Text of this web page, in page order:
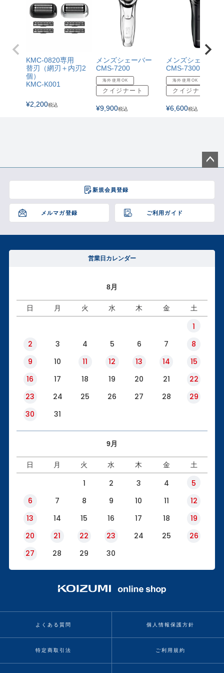
KMC-0820専用
替刃（網刃＋内刃2
個）
KMC-K001
¥2,200税込
メンズシェーバー
CMS-7200
海外使用OK
クイジナート
¥9,900税込
メンズシェーバー
CMS-7300
海外使用OK
クイジナート
¥6,600税込
新規会員登録
メルマガ登録 ご利用ガイド
ジト
へ
営業日カレンダー
8月
日 月 火 水 木 金 土
1
2
3 4 5 6 7
8
9
10 11 12 13 14
15
16
17 18 19 20 21
22
23
24 25 26 27 28
29
30
31
9月
日 月 火 水 木 金 土
1 2 3 4
5
6
7 8 9 10 11
12
13
14 15 16 17 18
19
20
21 22 23 24 25
26
27
28 29 30
よくある質問 個人情報保護方針
特定商取引法 ご利用規約